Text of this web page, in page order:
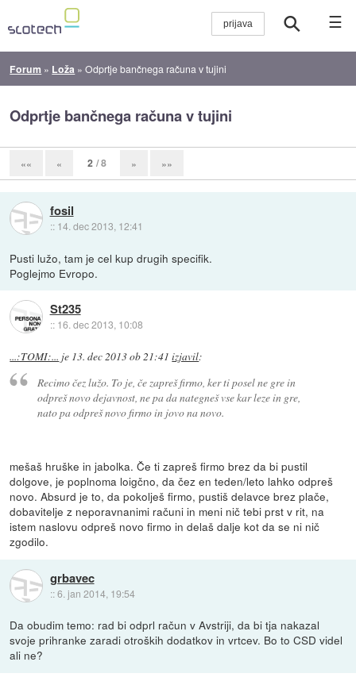
☰
Forum » Loža »Odprtje bančnega računa v tujini
Odprtje bančnega računa v tujini
«« « 2 / 8 » »»
fosil
:: 14. dec 2013, 12:41
Pusti lužo, tam je cel kup drugih specifik.
Poglejmo Evropo.
St235
:: 16. dec 2013, 10:08
...:TOMI:... je 13. dec 2013 ob 21:41 izjavil:
Recimo čez lužo. To je, če zapreš firmo, ker ti posel ne gre in
odpreš novo dejavnost, ne pa da nategneš vse kar leze in gre,
nato pa odpreš novo firmo in jovo na novo.
mešaš hruške in jabolka. Če ti zapreš firmo brez da bi pustil
dolgove, je poplnoma loigčno, da čez en teden/leto lahko odpreš
novo. Absurd je to, da pokolješ firmo, pustiš delavce brez plače,
dobavitelje z neporavnanimi računi in meni nič tebi prst v rit, na
istem naslovu odpreš novo firmo in delaš dalje kot da se ni nič
zgodilo.
grbavec
::6. jan 2014, 19:54
Da obudim temo: rad bi odprl račun v Avstriji, da bi tja nakazal
svoje prihranke zaradi otroških dodatkov in vrtcev. Bo to CSD videl
ali ne?